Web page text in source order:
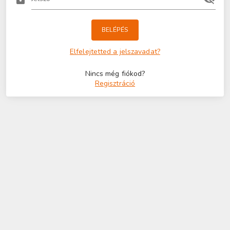
BELÉPÉS
Nincs még fiókod?
Regisztráció
Elfelejtetted a jelszavadat?